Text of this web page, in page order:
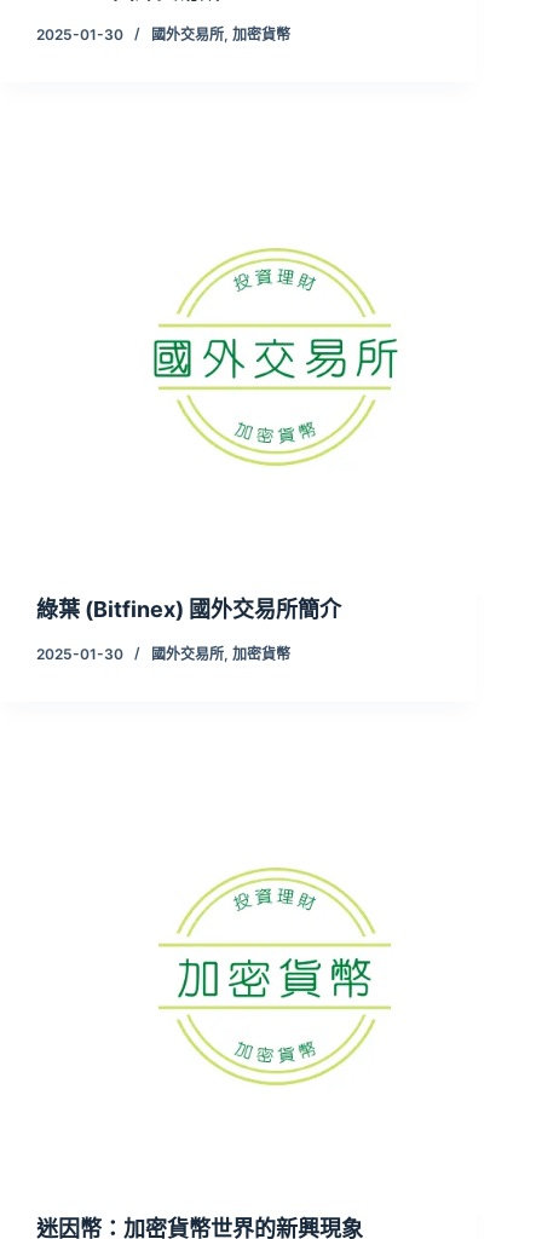
2025-01-30 國外交易所, 加密貨幣
綠葉 (Bitfinex) 國外交易所簡介
2025-01-30 國外交易所, 加密貨幣
迷因幣：加密貨幣世界的新興現象